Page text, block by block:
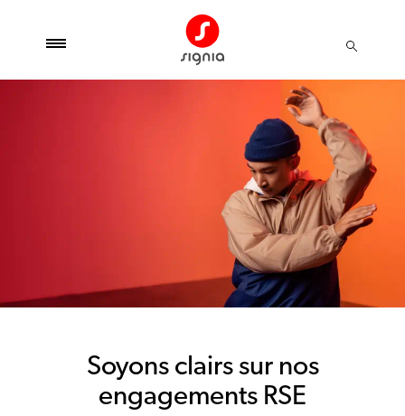
Soyons clairs sur nos
engagements RSE